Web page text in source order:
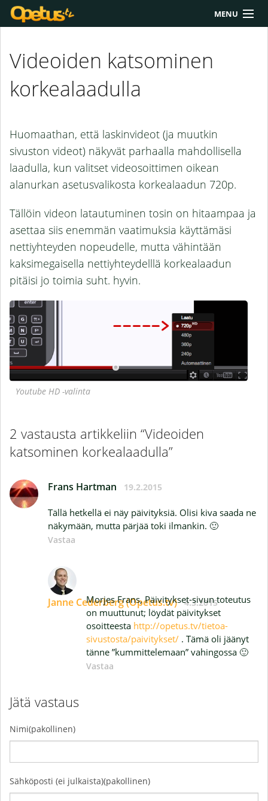
MENU
Lukio
Yläkoulu
Extrat
Chat
Videoiden katsominen
korkealaadulla
Huomaathan, että laskinvideot (ja muutkin
sivuston videot) näkyvät parhaalla mahdollisella
laadulla, kun valitset videosoittimen oikean
alanurkan asetusvalikosta korkealaadun 720p.
Tällöin videon latautuminen tosin on hitaampaa ja
asettaa siis enemmän vaatimuksia käyttämäsi
nettiyhteyden nopeudelle, mutta vähintään
kaksimegaisella nettiyhteydelllä korkealaadun
pitäisi jo toimia suht. hyvin.
Youtube HD -valinta
2 vastausta artikkeliin “Videoiden
katsominen korkealaadulla”
Frans Hartman 19.2.2015
Tällä hetkellä ei näy päivityksiä. Olisi kiva saada ne
näkymään, mutta pärjää toki ilmankin. 🙂
Vastaa
Janne Cederberg (Opetus.tv) 4.3.2015
Morjes Frans, Päivitykset-sivun toteutus
on muuttunut; löydät päivitykset
osoitteesta http://opetus.tv/tietoa-
sivustosta/paivitykset/ . Tämä oli jäänyt
tänne ”kummittelemaan” vahingossa 🙂
Vastaa
Jätä vastaus
Nimi(pakollinen)
Sähköposti (ei julkaista)(pakollinen)